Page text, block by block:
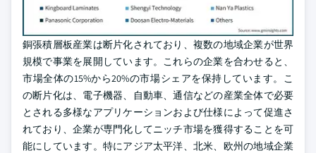
銅張積層板産業は断片化されており、複数の地域企業が世界
規模で事業を展開しています。これらの企業を合わせると、
市場全体の15%から20%の市場シェアを保持しています。こ
の断片化は、電子機器、自動車、通信などの産業全体で必要
とされる多様なアプリケーションおよび仕様によって促進さ
れており、企業が専門化してニッチ市場を獲得することを可
能にしています。特にアジア太平洋、北米、欧州の地域企業